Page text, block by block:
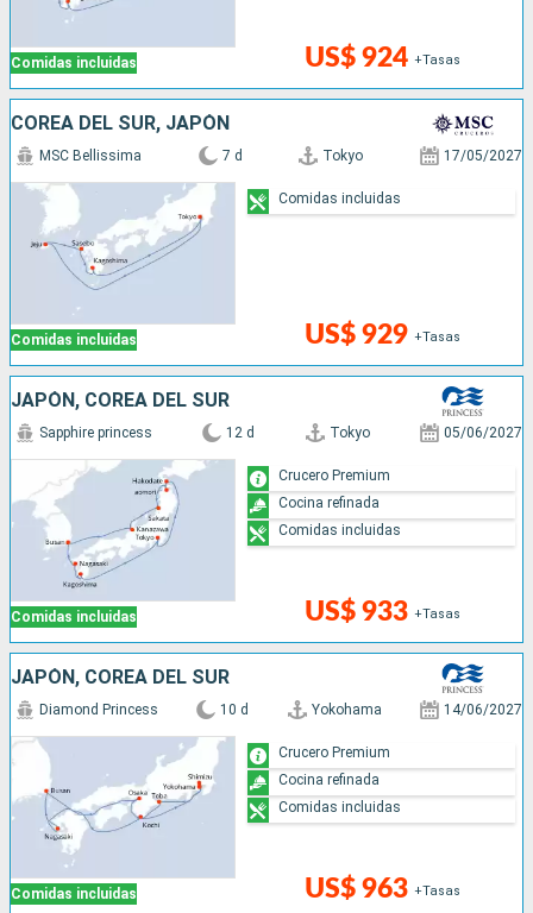
Comidas incluidas US$ 924 +Tasas
COREA DEL SUR, JAPÓN
Comidas incluidas
MSC Bellissima 7 d Tokyo 17/05/2027
US$ 929 +Tasas
Comidas incluidas
JAPÓN, COREA DEL SUR
Comidas incluidas
Sapphire princess 12 d Tokyo 05/06/2027
US$ 933 +Tasas
Crucero Premium
Cocina refinada
Comidas incluidas
JAPÓN, COREA DEL SUR
Comidas incluidas
Diamond Princess 10 d Yokohama 14/06/2027
US$ 963 +Tasas
Crucero Premium
Cocina refinada
Comidas incluidas